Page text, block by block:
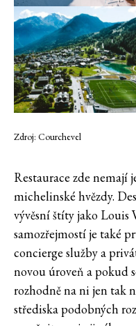
Zdroj: Courchevel
Restaurace zde nemají
michelinské hvězdy.
vývěsní štíty jako
samozřejmostí je také
concierge služby a
novou úroveň a pokud
rozhodně na ni jen tak
střediska podobných